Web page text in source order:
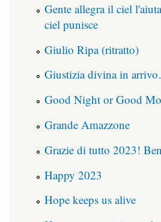
Gente allegra il ciel
ciel punisce
Giulio Ripa (ritratto)
Giustizia divina in
Good Night or Good
Grande Amazzone
Grazie di tutto 2023!
Happy 2023
Hope keeps us alive